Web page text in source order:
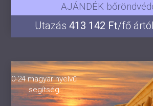
AJÁNDÉK
Utazás 413 142 Ft/fő ártól
0-24 magyar nyelvű
segítség